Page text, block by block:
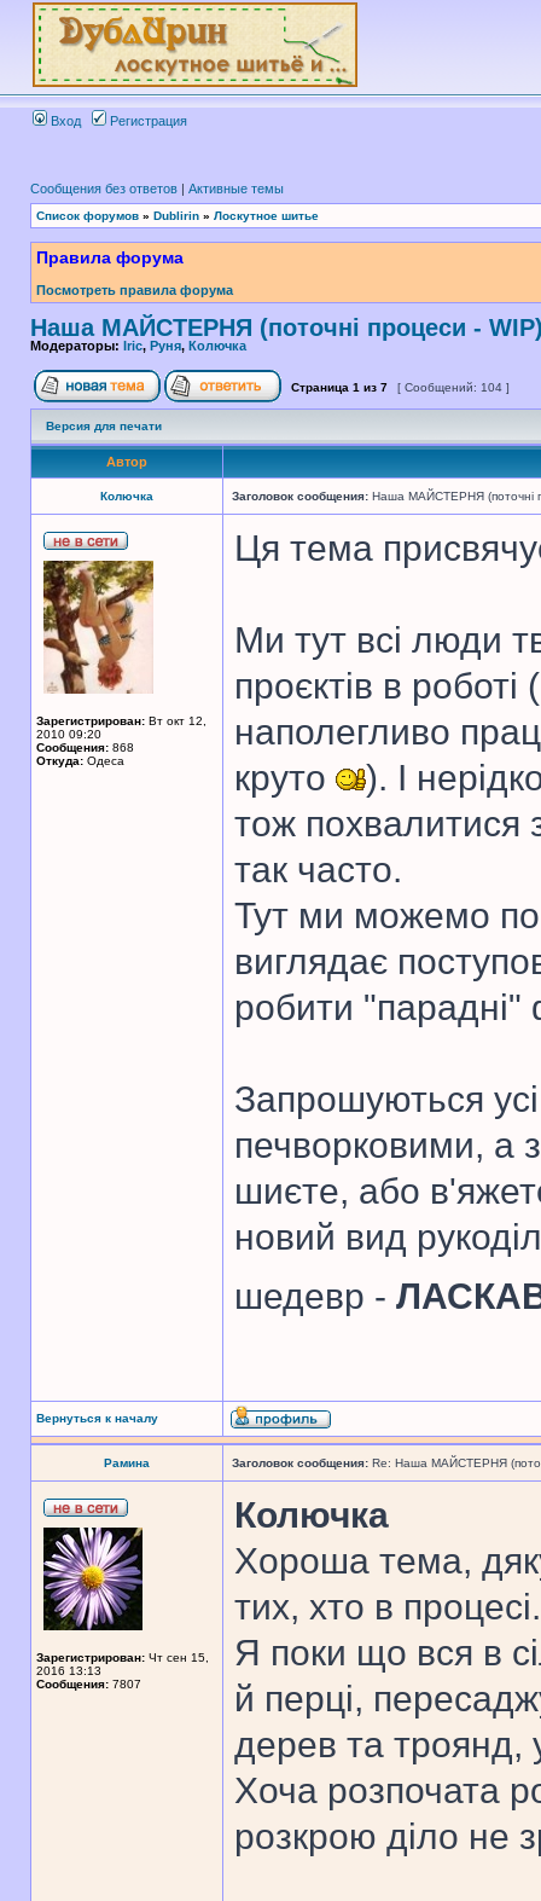
Вход Регистрация
Сообщения без ответов | Активные темы
Список форумов » Dublirin » Лоскутное шитье
Правила форума
Посмотреть правила форума
Наша МАЙСТЕРНЯ (поточні процеси -
Модераторы: Iric, Руня, Колючка
Страница 1 из 7 [ Сообщений: 104 ]
Версия для печати
Автор
Колючка Заголовок сообщения: Наша МАЙСТЕРНЯ (поточні
Зарегистрирован: Вт окт 12,
2010 09:20
Сообщения: 868
Откуда: Одеса
Ця тема
Ми тут всі люди
проєктів в
наполегливо
круто
). І
тож похвалитися
так часто.
Тут ми можемо
виглядає
робити "парадні"
Запрошуються
печворковими, а
шиєте, або
новий вид
шедевр -
Вернуться к началу
Рамина Заголовок сообщения: Re: Наша МАЙСТЕРНЯ
Зарегистрирован: Чт сен 15,
2016 13:13
Сообщения: 7807
Колючка
Хороша тема,
тих, хто в процесі.
Я поки що вся в
й перці,
дерев та троянд,
Хоча розпочата
розкрою діло не